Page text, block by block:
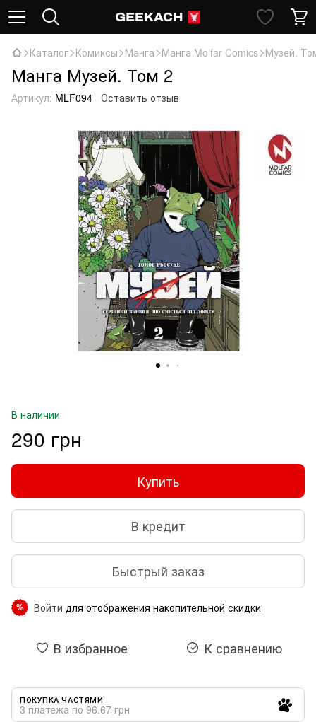
Каталог Комиксы Манга Манга Molfar Comics Музей.
Манга Музей. Том 2
Артикул: MLF094 Оставить отзыв
В наличии
290 грн
Купить
В кредит
Быстрый заказ
% Войти для отображения накопительной скидки
В избранное К сравнению
ПОКУПКА ЧАСТЯМИ
3 платежа по 96.67 грн